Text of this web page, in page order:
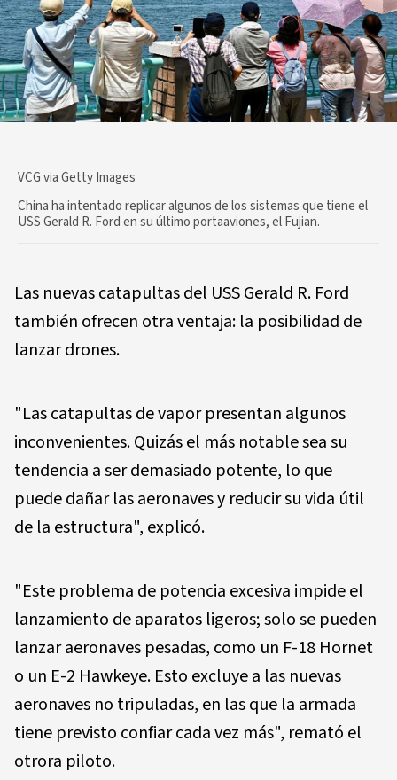
VCG via Getty Images
China ha intentado replicar algunos de los sistemas que tiene el
USS Gerald R. Ford en su último portaaviones, el Fujian.
Las nuevas catapultas del USS Gerald R. Ford
también ofrecen otra ventaja: la posibilidad de
lanzar drones.
"Las catapultas de vapor presentan algunos
inconvenientes. Quizás el más notable sea su
tendencia a ser demasiado potente, lo que
puede dañar las aeronaves y reducir su vida útil
de la estructura", explicó.
"Este problema de potencia excesiva impide el
lanzamiento de aparatos ligeros; solo se pueden
lanzar aeronaves pesadas, como un F-18 Hornet
o un E-2 Hawkeye. Esto excluye a las nuevas
aeronaves no tripuladas, en las que la armada
tiene previsto confiar cada vez más", remató el
otrora piloto.